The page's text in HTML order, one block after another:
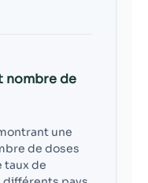
nombre de
une
de doses
taux de